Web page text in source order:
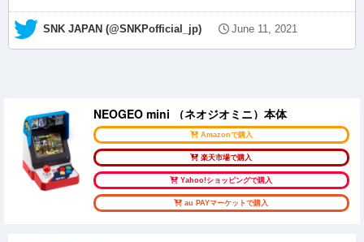
— SNK JAPAN (@SNKPofficial_jp) June 11, 2021
NEOGEO mini （ネオジオミニ）本体
Amazonで購入
楽天市場で購入
Yahoo!ショッピングで購入
au PAYマーケットで購入